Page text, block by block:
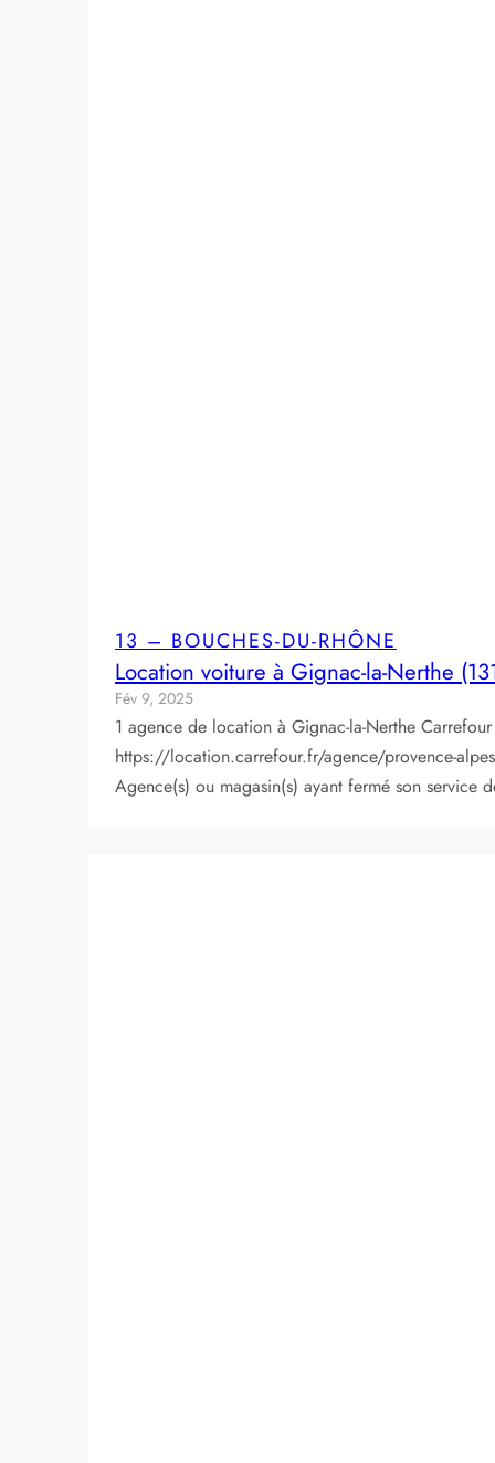
13 – BOUCHES-DU-RHÔNE
Location voiture à Gignac-la-Nerthe
Fév 9, 2025
1 agence de location à Gignac-la-Nerthe
https://location.carrefour.fr/agence/provence-
Agence(s) ou magasin(s) ayant fermé son service